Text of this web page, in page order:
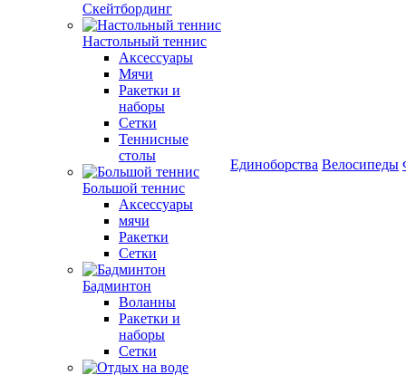
Скейтбординг
Настольный теннис
Аксессуары
Мячи
Ракетки и
наборы
Сетки
Теннисные
столы
Большой теннис
Аксессуары
мячи
Ракетки
Сетки
Бадминтон
Воланны
Ракетки и
наборы
Сетки
Единоборства Велосипеды